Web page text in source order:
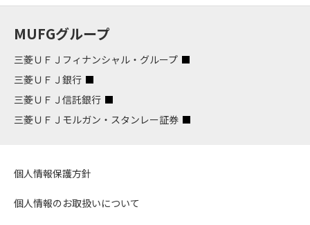
MUFGグループ
三菱ＵＦＪフィナンシャル・グループ
三菱ＵＦＪ銀行
三菱ＵＦＪ信託銀行
三菱ＵＦＪモルガン・スタンレー証券
個人情報保護方針
個人情報のお取扱いについて